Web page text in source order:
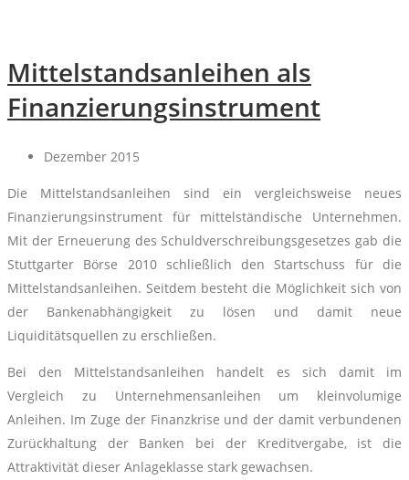
Mittelstandsanleihen als
Finanzierungsinstrument
Dezember 2015
Die Mittelstandsanleihen sind ein vergleichsweise neues
Finanzierungsinstrument für mittelständische Unternehmen.
Mit der Erneuerung des Schuldverschreibungsgesetzes gab die
Stuttgarter Börse 2010 schließlich den Startschuss für die
Mittelstandsanleihen. Seitdem besteht die Möglichkeit sich von
der Bankenabhängigkeit zu lösen und damit neue
Liquiditätsquellen zu erschließen.
Bei den Mittelstandsanleihen handelt es sich damit im
Vergleich zu Unternehmensanleihen um kleinvolumige
Anleihen. Im Zuge der Finanzkrise und der damit verbundenen
Zurückhaltung der Banken bei der Kreditvergabe, ist die
Attraktivität dieser Anlageklasse stark gewachsen.